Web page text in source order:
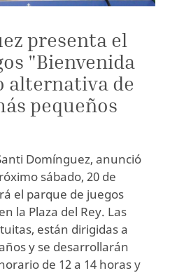
presenta el
"Bienvenida
alternativa de
pequeños
Domínguez, anunció
sábado, 20 de
el parque de juegos
la Plaza del Rey. Las
están dirigidas a
y se desarrollarán
de 12 a 14 horas y